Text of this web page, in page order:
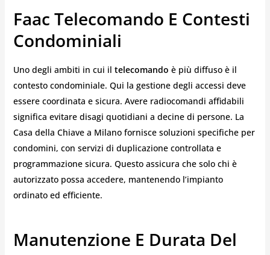
Faac Telecomando E Contesti
Condominiali
Uno degli ambiti in cui il telecomando è più diffuso è il
contesto condominiale. Qui la gestione degli accessi deve
essere coordinata e sicura. Avere radiocomandi affidabili
significa evitare disagi quotidiani a decine di persone. La
Casa della Chiave a Milano fornisce soluzioni specifiche per
condomini, con servizi di duplicazione controllata e
programmazione sicura. Questo assicura che solo chi è
autorizzato possa accedere, mantenendo l’impianto
ordinato ed efficiente.
Manutenzione E Durata Del